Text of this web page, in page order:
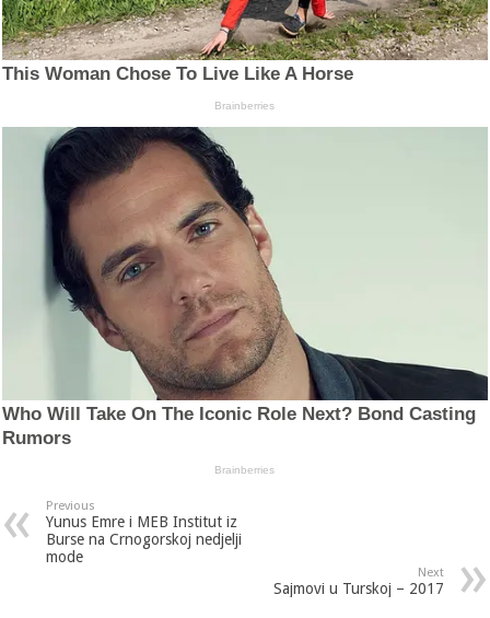
Previous
Yunus Emre i MEB Institut iz
Burse na Crnogorskoj nedjelji
mode
Next
Sajmovi u Turskoj – 2017